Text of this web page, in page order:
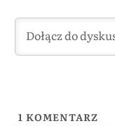
1 KOMENTARZ